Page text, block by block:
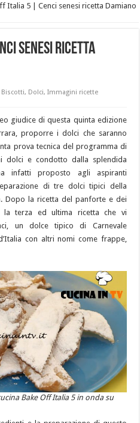
Italia 5 | Cenci senesi ricetta Damiano
senesi ricetta
Biscotti, Dolci,Immagini ricette
giudice di questa quinta edizione
proporre i dolci che saranno
prova tecnica del programma di
dolci e condotto dalla splendida
infatti proposto agli aspiranti
di tre dolci tipici della
Dopo la ricetta del panforte e dei
la terza ed ultima ricetta che vi
un dolce tipico di Carnevale
con altri nomi come frappe,
Bake Off Italia 5 in onda su